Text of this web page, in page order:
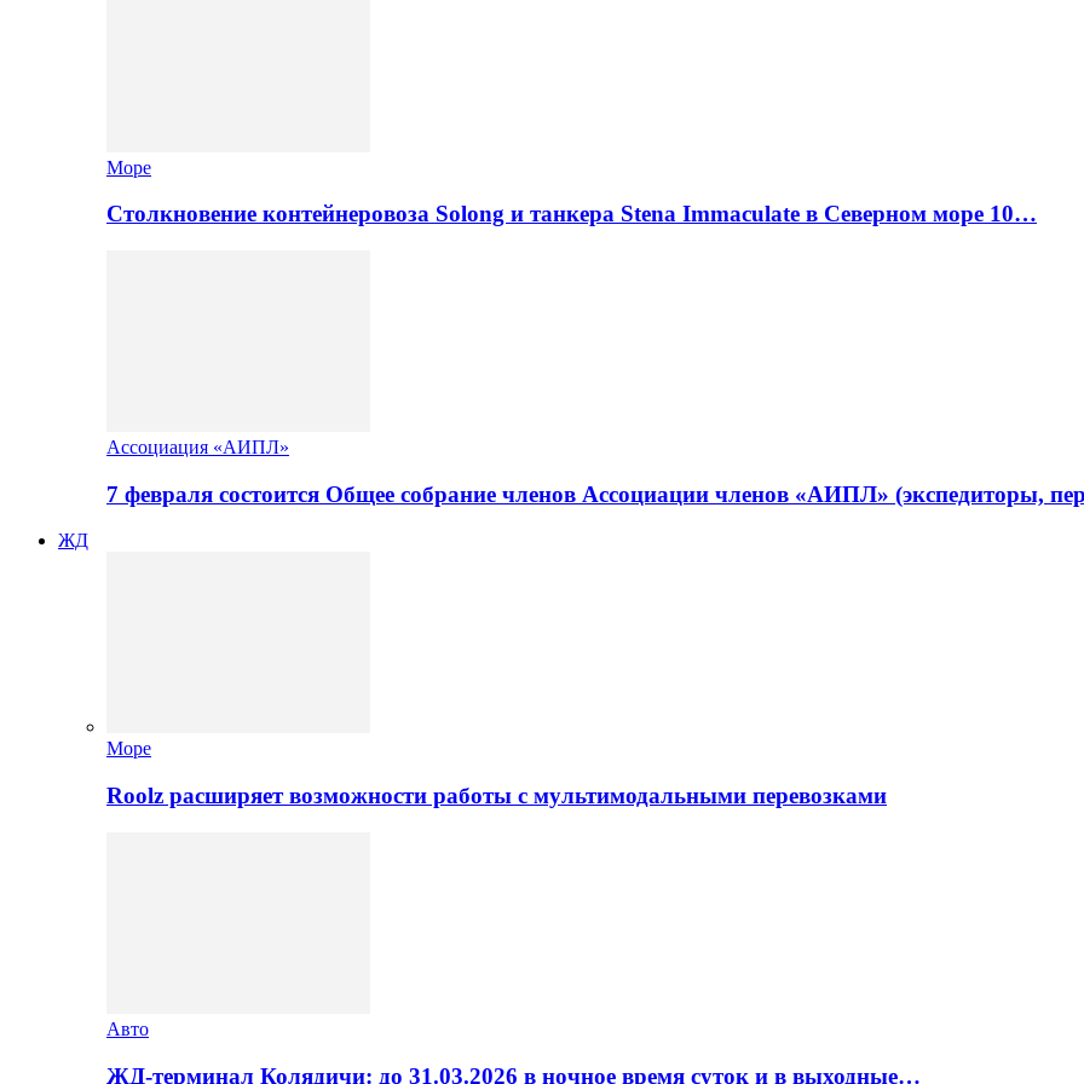
Море
Столкновение контейнеровоза Solong и танкера Stena Immaculate в Северном море 10…
Ассоциация «АИПЛ»
7 февраля состоится Общее собрание членов Ассоциации членов «АИПЛ» (экспедиторы,
ЖД
Море
Roolz расширяет возможности работы с мультимодальными перевозками
Авто
ЖД-терминал Колядичи: до 31.03.2026 в ночное время суток и в выходные…